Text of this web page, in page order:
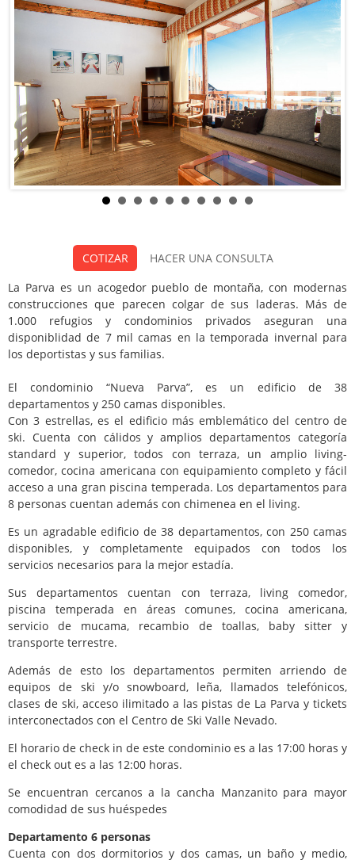
La Parva, Centro de Esqui La Parva
Distancia a pistas: 50 m (164 ft)
Tarifas Desde:
COTIZAR HACER UNA CONSULTA
7 Usuarios evaluaron este Hotel
COTIZAR
HACER UNA CONSULTA
La Parva es un acogedor pueblo de montaña, con modernas
construcciones que parecen colgar de sus laderas. Más de
1.000 refugios y condominios privados aseguran una
disponiblidad de 7 mil camas en la temporada invernal para
los deportistas y sus familias.
El condominio “Nueva Parva”, es un edificio de 38
departamentos y 250 camas disponibles.
Con 3 estrellas, es el edificio más emblemático del centro de
ski. Cuenta con cálidos y amplios departamentos categoría
standard y superior, todos con terraza, un amplio living-
comedor, cocina americana con equipamiento completo y fácil
acceso a una gran piscina temperada. Los departamentos para
8 personas cuentan además con chimenea en el living.
Es un agradable edificio de 38 departamentos, con 250 camas
disponibles, y completamente equipados con todos los
servicios necesarios para la mejor estadía.
Sus departamentos cuentan con terraza, living comedor,
piscina temperada en áreas comunes, cocina americana,
servicio de mucama, recambio de toallas, baby sitter y
transporte terrestre.
Además de esto los departamentos permiten arriendo de
equipos de ski y/o snowboard, leña, llamados telefónicos,
clases de ski, acceso ilimitado a las pistas de La Parva y tickets
interconectados con el Centro de Ski Valle Nevado.
El horario de check in de este condominio es a las 17:00 horas y
el check out es a las 12:00 horas.
Se encuentran cercanos a la cancha Manzanito para mayor
comodidad de sus huéspedes
Departamento 6 personas
Cuenta con dos dormitorios y dos camas, un baño y medio,